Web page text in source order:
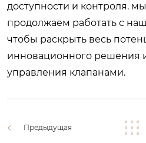
доступности и контроля.
продолжаем работать с
чтобы раскрыть весь
инновационного решения
управления клапанами.
Предыдущая